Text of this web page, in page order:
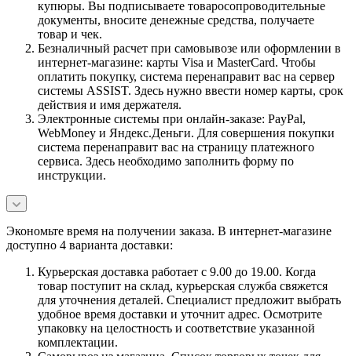
купюры. Вы подписываете товаросопроводительные
документы, вносите денежные средства, получаете
товар и чек.
Безналичный расчет при самовывозе или оформлении в
интернет-магазине: карты Visa и MasterCard. Чтобы
оплатить покупку, система перенаправит вас на сервер
системы ASSIST. Здесь нужно ввести номер карты, срок
действия и имя держателя.
Электронные системы при онлайн-заказе: PayPal,
WebMoney и Яндекс.Деньги. Для совершения покупки
система перенаправит вас на страницу платежного
сервиса. Здесь необходимо заполнить форму по
инструкции.
Экономьте время на получении заказа. В интернет-магазине
доступно 4 варианта доставки:
Курьерская доставка работает с 9.00 до 19.00. Когда
товар поступит на склад, курьерская служба свяжется
для уточнения деталей. Специалист предложит выбрать
удобное время доставки и уточнит адрес. Осмотрите
упаковку на целостность и соответствие указанной
комплектации.